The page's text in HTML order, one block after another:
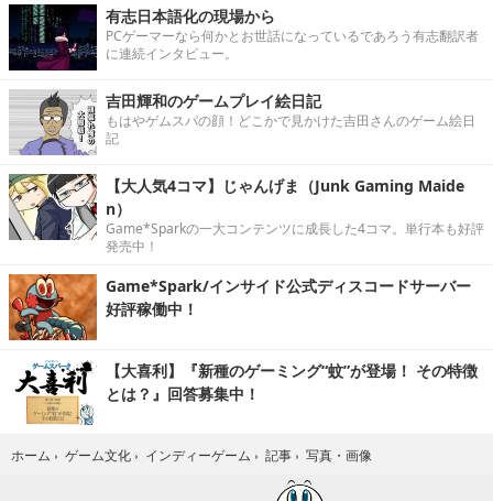
有志日本語化の現場から
PCゲーマーなら何かとお世話になっているであろう有志翻訳者
に連続インタビュー。
吉田輝和のゲームプレイ絵日記
もはやゲムスパの顔！どこかで見かけた吉田さんのゲーム絵日
記
【大人気4コマ】じゃんげま（Junk Gaming Maide
n）
Game*Sparkの一大コンテンツに成長した4コマ。単行本も好評
発売中！
Game*Spark/インサイド公式ディスコードサーバー
好評稼働中！
【大喜利】『新種のゲーミング“蚊”が登場！ その特徴
とは？』回答募集中！
ホーム › ゲーム文化 › インディーゲーム › 記事 › 写真・画像